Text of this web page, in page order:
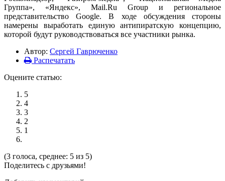
Группа», «Яндекс», Mail.Ru Group и региональное
представительство Google. В ходе обсуждения стороны
намерены выработать единую антипиратскую концепцию,
которой будут руководствоваться все участники рынка.
Автор: Сергей Гаврюченко
Распечатать
Оцените статью:
5
4
3
2
1
(3 голоса, среднее: 5 из 5)
Поделитесь с друзьями!